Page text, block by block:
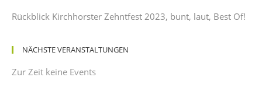
Rückblick Kirchhorster Zehntfest 2023, bunt, laut, Best Of!
NÄCHSTE VERANSTALTUNGEN
Zur Zeit keine Events